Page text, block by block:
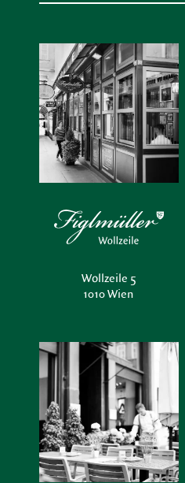
Wollzeile 5
1010 Wien